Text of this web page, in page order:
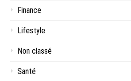
Finance
Lifestyle
Non classé
Santé